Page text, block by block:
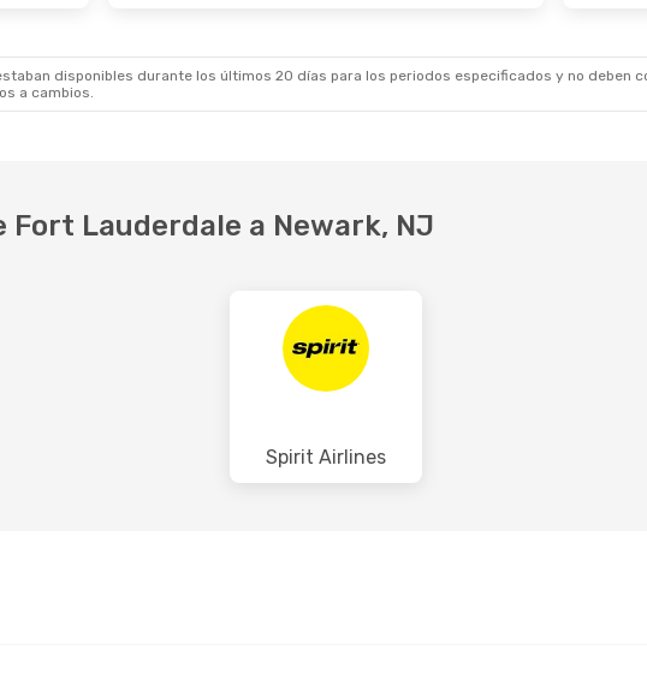
EWR
- FLL - FLL
disponibles durante los últimos 20 días para los periodos especificados y no deben
a cambios.
Fort Lauderdale a Newark, NJ
Spirit Airlines